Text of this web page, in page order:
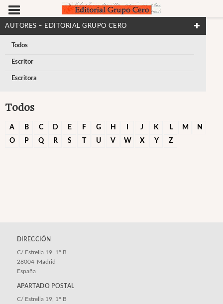
AUTORES – EDITORIAL GRUPO CERO
Todos
Escritor
Escritora
Todos
A B C D E F G H J K L M
N
O
P Q R S U V W X Y Z
DIRECCIÓN
C/ Estrella 19, 1º B
28004 Madrid
España
APARTADO POSTAL
C/ Estrella 19, 1º B